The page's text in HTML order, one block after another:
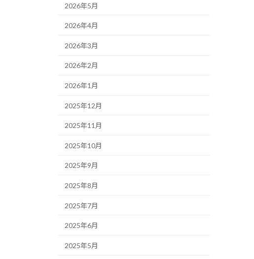
2026年5月
2026年4月
2026年3月
2026年2月
2026年1月
2025年12月
2025年11月
2025年10月
2025年9月
2025年8月
2025年7月
2025年6月
2025年5月